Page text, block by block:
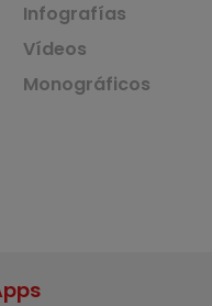
Infografías
Vídeos
Monográficos